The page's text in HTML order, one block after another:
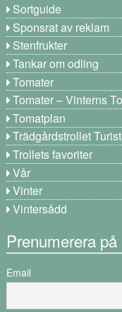
Sortguide
Sponsrat av reklam
Stenfrukter
Tankar om odling
Tomater
Tomater – Vinterns
Tomatplan
Trädgårdstrollet
Trollets favoriter
Vår
Vinter
Vintersådd
Prenumerera
Email